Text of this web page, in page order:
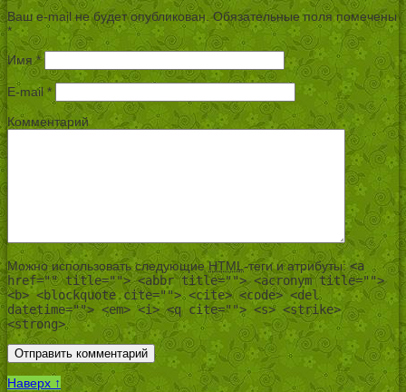
Ваш e-mail не будет опубликован.Обязательные поля помечены
*
Имя*
E-mail *
Комментарий
Можно использовать следующиеHTML-теги и атрибуты:<a
href="" title=""> <abbr title=""> <acronym title="">
<b> <blockquote cite=""> <cite> <code> <del
datetime=""> <em> <i> <q cite=""> <s> <strike>
<strong>
Наверх ↑